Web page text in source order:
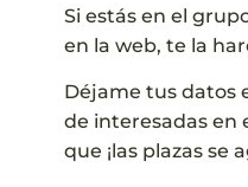
Si estás en el
en la web, te la
Déjame tus datos
de interesadas en
que ¡las plazas se